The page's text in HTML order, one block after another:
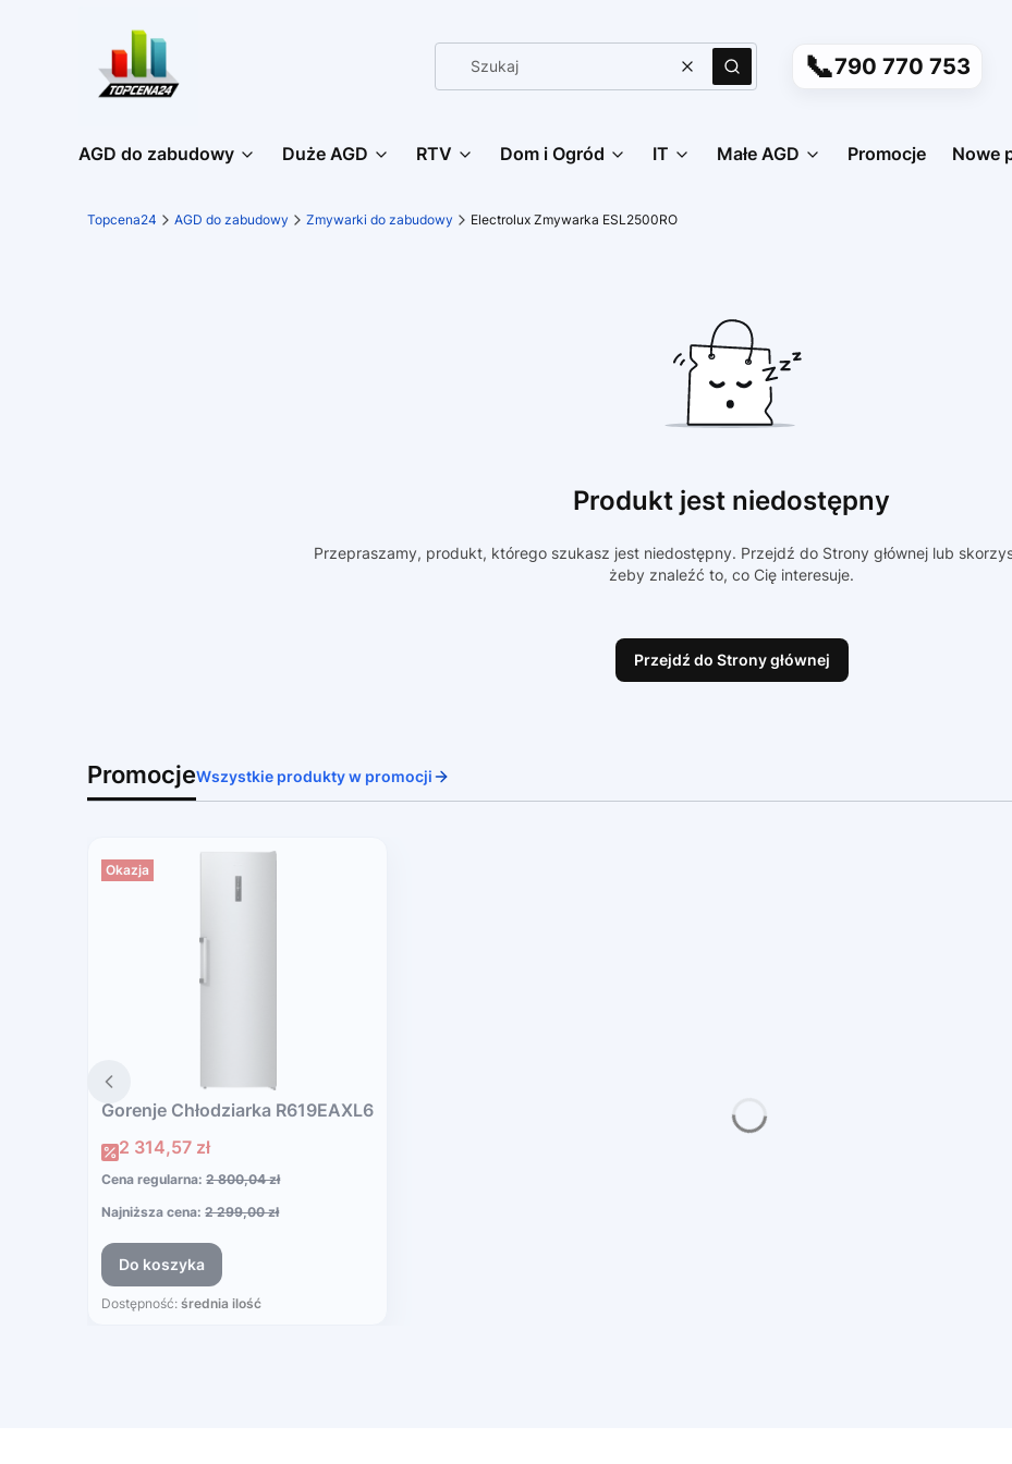
WyczyśćSzukaj 📞790 770 753
AGD do zabudowy Duże AGD RTV Dom i Ogród IT Małe AGD Promocje Nowe
Topcena24 AGD do zabudowy Zmywarki do zabudowy Electrolux Zmywarka ESL2500RO
Produkt jest niedostępny
Przepraszamy, produkt, którego szukasz jest niedostępny. Przejdź do Strony głównej lub
żeby znaleźć to, co Cię interesuje.
Przejdź do Strony głównej
PromocjeWszystkie produkty w promocji
Okazja
Gorenje Chłodziarka R619EAXL6
Cena promocyjna
2 314,57 zł
Cena regularna: 2 800,04 zł
Najniższa cena: 2 299,00 zł
Do koszyka
Dostępność:średnia ilość